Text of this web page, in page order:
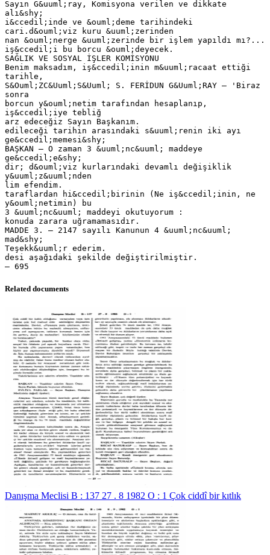
Sayın G&uuml;ray, Komisyona verilen ve dikkate
alı&shy;
i&ccedil;inde ve &ouml;deme tarihindeki
cari.d&ouml;viz kuru &uuml;zerinden
nan &ouml;nerge &uuml;zerinde bir işlem yapıldı mı?...
iş&ccedil;i bu borcu &ouml;deyecek.
SAĞLIK VE SOSYAL İŞLER KOMİSYONU
Benim maksadım, iş&ccedil;inin m&uuml;racaat ettiği
tarihle,
S&Ouml;ZC&Uuml;S&Uuml; S. FERİDUN G&Uuml;RAY — 'Biraz
sonra
borcun y&ouml;netim tarafından hesaplanıp,
iş&ccedil;iye tebliğ
arz edeceğiz Sayın Başkanım.
edileceği tarihin arasındaki s&uuml;renin iki ayı
ge&ccedil;memesi&shy;
BAŞKAN — O zaman 3 &uuml;nc&uuml; maddeye
ge&ccedil;e&shy;
dir; d&ouml;viz kurlarındaki devamlı değişiklik
y&uuml;z&uuml;nden
lim efendim.
taraflardan hi&ccedil;birinin (Ne iş&ccedil;inin, ne
y&ouml;netimin) bu
3 &uuml;nc&uuml; maddeyi okutuyorum :
konuda zarara uğramamasıdır.
MADDE 3. — 2147 sayılı Kanunun 4 &uuml;nc&uuml;
mad&shy;
Teşekk&uuml;r ederim.
desi aşağıdaki şekilde değiştirilmiştir.
Related documents
Danışma Meclisi B : 137 27 . 8 1982 O : 1 Çok ciddî bir kıtlık